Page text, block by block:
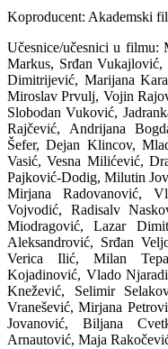
Koproducent: Akademski
Učesnice/učesnici u
Markus, Srđan
Dimitrijević, Marijana
Miroslav Prvulj, Vojin
Slobodan Vuković,
Rajčević, Andrijana
Šefer, Dejan Klincov,
Vasić, Vesna Milićević,
Pajković-Dodig, Milutin
Mirjana Radovanović,
Vojvodić, Radisalv
Miodragović, Lazar
Aleksandrović, Srđan
Verica Ilić, Milan
Kojadinović, Vlado
Knežević, Selimir
Vranešević, Mirjana
Jovanović, Biljana
Arnautović, Maja